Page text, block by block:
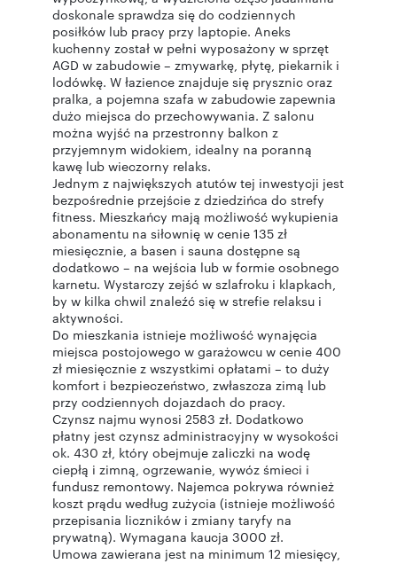
doskonale sprawdza się do codziennych
posiłków lub pracy przy laptopie. Aneks
kuchenny został w pełni wyposażony w sprzęt
AGD w zabudowie – zmywarkę, płytę, piekarnik i
lodówkę. W łazience znajduje się prysznic oraz
pralka, a pojemna szafa w zabudowie zapewnia
dużo miejsca do przechowywania. Z salonu
można wyjść na przestronny balkon z
przyjemnym widokiem, idealny na poranną
kawę lub wieczorny relaks.
Jednym z największych atutów tej inwestycji jest
bezpośrednie przejście z dziedzińca do strefy
fitness. Mieszkańcy mają możliwość wykupienia
abonamentu na siłownię w cenie 135 zł
miesięcznie, a basen i sauna dostępne są
dodatkowo – na wejścia lub w formie osobnego
karnetu. Wystarczy zejść w szlafroku i klapkach,
by w kilka chwil znaleźć się w strefie relaksu i
aktywności.
Do mieszkania istnieje możliwość wynajęcia
miejsca postojowego w garażowcu w cenie 400
zł miesięcznie z wszystkimi opłatami – to duży
komfort i bezpieczeństwo, zwłaszcza zimą lub
przy codziennych dojazdach do pracy.
Czynsz najmu wynosi 2583 zł. Dodatkowo
płatny jest czynsz administracyjny w wysokości
ok. 430 zł, który obejmuje zaliczki na wodę
ciepłą i zimną, ogrzewanie, wywóz śmieci i
fundusz remontowy. Najemca pokrywa również
koszt prądu według zużycia (istnieje możliwość
przepisania liczników i zmiany taryfy na
prywatną). Wymagana kaucja 3000 zł.
Umowa zawierana jest na minimum 12 miesięcy,